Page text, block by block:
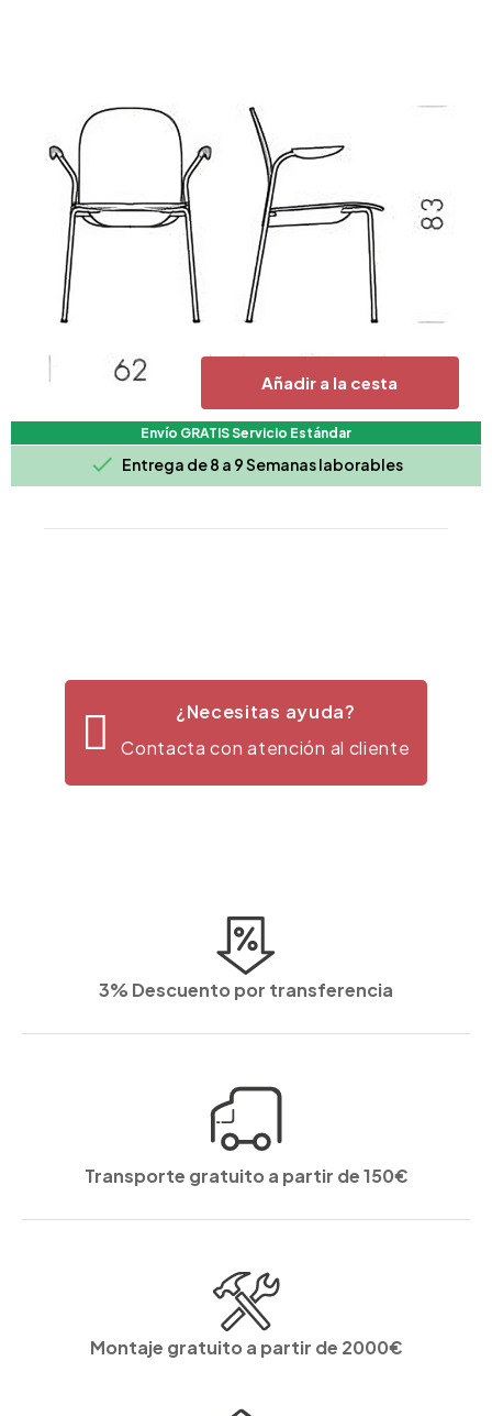
Añadir a la cesta
Envío GRATIS Servicio Estándar
 Entrega de 8 a 9 Semanas laborables
¿Necesitas ayuda?
Contacta con atención al cliente
3% Descuento por transferencia
Transporte gratuito a partir de 150€
Montaje gratuito a partir de 2000€